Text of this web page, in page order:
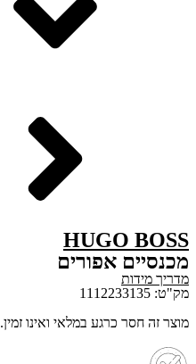
HUGO BOSS
מכנסיים אפורים
מדריך מידות
מק"ט: 1112233135
מוצר זה חסר כרגע במלאי ואינו זמין.